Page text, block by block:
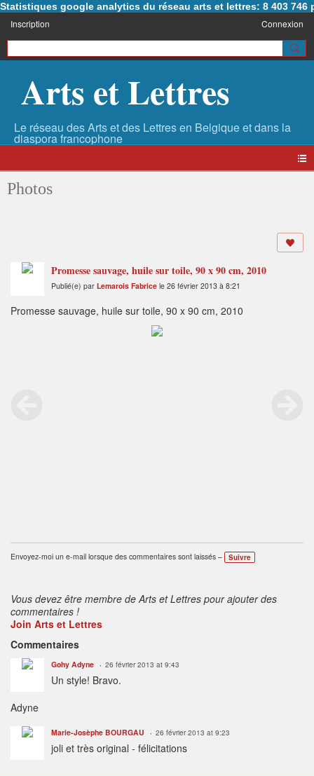
Statistiques google analytics du réseau arts et lettres: 8 403 746
Inscription Connexion
Arts et Lettres
Photos
Promesse sauvage, huile sur toile, 90 x 90 cm, 2010
Publié(e) par Lemarois Fabrice le 26 février 2013 à 8:21
Promesse sauvage, huile sur toile, 90 x 90 cm, 2010
Envoyez-moi un e-mail lorsque des commentaires sont laissés – Suivre
Vous devez être membre de Arts et Lettres pour ajouter des
commentaires !
Join Arts et Lettres
Commentaires
Gohy Adyne 26 février 2013 at 9:43
Un style! Bravo.
Adyne
Marie-Josèphe BOURGAU 26 février 2013 at 9:23
joli et très original - félicitations